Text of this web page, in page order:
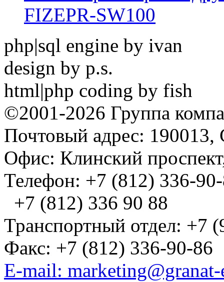
FIZEPR-SW100
php|sql engine by ivan
design by p.s.
html|php coding by fish
©2001-2026 Группа
Почтовый адрес: 190013,
Офис: Клинский
Телефон: +7 (812) 336-
+7 (812) 336 90 88
Транспортный отдел: +7
Факс: +7 (812) 336-90-86
E-mail: